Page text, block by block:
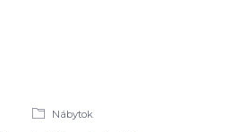
Nábytok